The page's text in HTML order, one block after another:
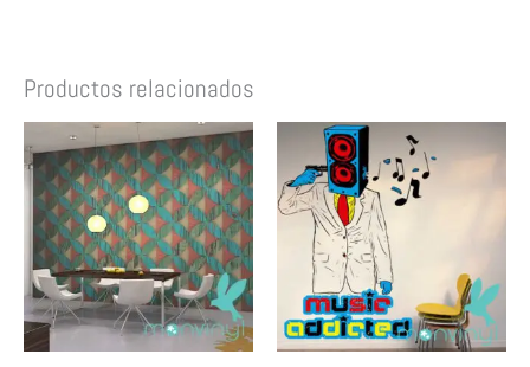
Productos relacionados